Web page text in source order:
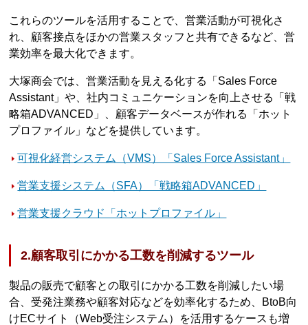
これらのツールを活用することで、営業活動が可視化さ
れ、顧客接点をほかの営業スタッフと共有できるなど、営
業効率を最大化できます。
大塚商会では、営業活動を見える化する「Sales Force
Assistant」や、社内コミュニケーションを向上させる「戦
略箱ADVANCED」、顧客データベースが作れる「ホット
プロファイル」などを提供しています。
可視化経営システム（VMS）「Sales Force Assistant」
営業支援システム（SFA）「戦略箱ADVANCED」
営業支援クラウド「ホットプロファイル」
2.顧客取引にかかる工数を削減するツール
製品の販売で顧客との取引にかかる工数を削減したい場
合、受発注業務や顧客対応などを効率化するため、BtoB向
けECサイト（Web受注システム）を活用するケースも増